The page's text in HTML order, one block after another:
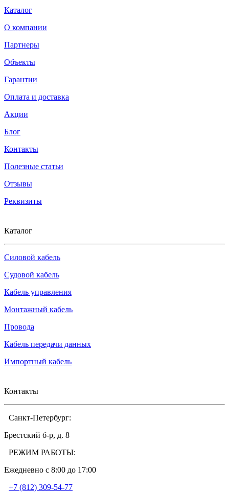
Каталог
О компании
Партнеры
Объекты
Гарантии
Оплата и доставка
Акции
Блог
Контакты
Полезные статьи
Отзывы
Реквизиты
Каталог
Силовой кабель
Судовой кабель
Кабель управления
Монтажный кабель
Провода
Кабель передачи данных
Импортный кабель
Контакты
Санкт-Петербург:
Брестский б-р, д. 8
РЕЖИМ РАБОТЫ:
Ежедневно c 8:00 до 17:00
+7 (812) 309-54-77